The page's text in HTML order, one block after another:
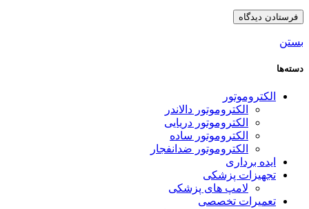
بستن
دسته‌ها
الکتروموتور
الکتروموتور دالاندر
الکتروموتور دریایی
الکتروموتور ساده
الکتروموتور ضدانفجار
ایده برداری
تجهیزات پزشکی
لامپ های پزشکی
تعمیرات تخصصی